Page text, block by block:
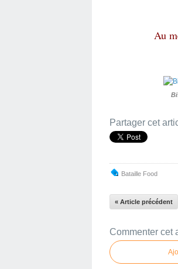
Au
Partager cet
Bataille Food
« Article précédent
Commenter cet